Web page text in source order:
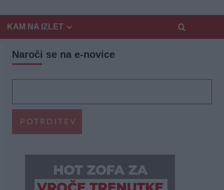
KAM NA IZLET
Naroči se na e-novice